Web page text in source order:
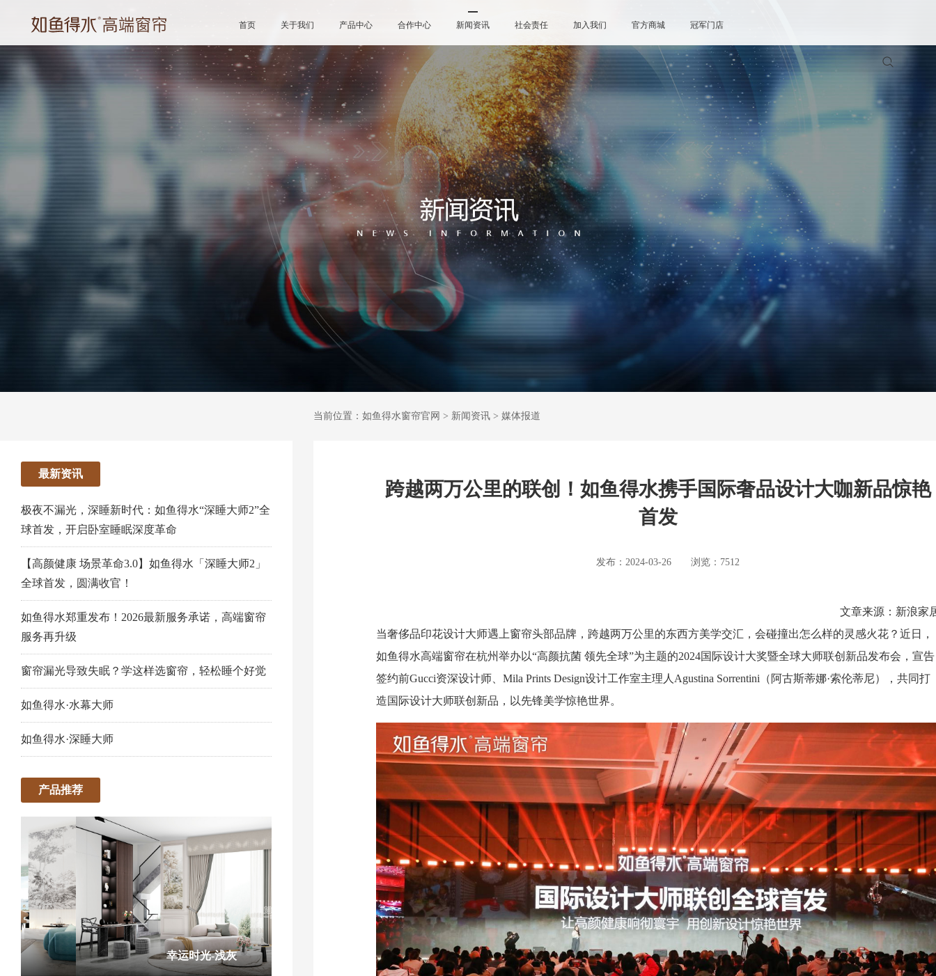
首页 关于我们 产品中心 合作中心 新闻资讯 社会责任 加入我们 官方商城 冠军门店
最新资讯
极夜不漏光，深睡新时代：如鱼得水“深睡大师2”全
球首发，开启卧室睡眠深度革命
【高颜健康 场景革命3.0】如鱼得水「深睡大师2」
全球首发，圆满收官！
如鱼得水郑重发布！2026最新服务承诺，高端窗帘
服务再升级
窗帘漏光导致失眠？学这样选窗帘，轻松睡个好觉
如鱼得水·水幕大师
如鱼得水·深睡大师
产品推荐
幸运时光-浅灰
当前位置： 如鱼得水窗帘官网 > 新闻资讯 > 媒体报道
跨越两万公里的联创！如鱼得水携手国际奢品设计大咖新品惊艳
首发
发布：2024-03-26 浏览：7512
文章来源：新浪家
当奢侈品印花设计大师遇上窗帘头部品牌，跨越两万公里的东西方美学交汇，会碰撞出怎么样的灵感火花？近日，
如鱼得水高端窗帘在杭州举办以“高颜抗菌 领先全球”为主题的2024国际设计大奖暨全球大师联创新品发布会，宣告
签约前Gucci资深设计师、Mila Prints Design设计工作室主理人Agustina Sorrentini（阿古斯蒂娜·索伦蒂尼），共同打
造国际设计大师联创新品，以先锋美学惊艳世界。